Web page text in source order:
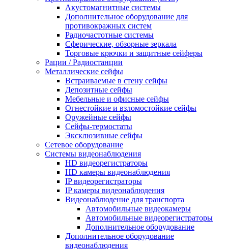
Акустомагнитные системы
Дополнительное оборудование для
противокражных систем
Радиочастотные системы
Сферические, обзорные зеркала
Торговые крючки и защитные сейферы
Рации / Радиостанции
Металлические сейфы
Встраиваемые в стену сейфы
Депозитные сейфы
Мебельные и офисные сейфы
Огнестойкие и взломостойкие сейфы
Оружейные сейфы
Сейфы-термостаты
Эксклюзивные сейфы
Сетевое оборудование
Системы видеонаблюдения
HD видеорегистраторы
HD камеры видеонаблюдения
IP видеорегистраторы
IP камеры видеонаблюдения
Видеонаблюдение для транспорта
Автомобильные видеокамеры
Автомобильные видеорегистраторы
Дополнительное оборудование
Дополнительное оборудование
видеонаблюдения